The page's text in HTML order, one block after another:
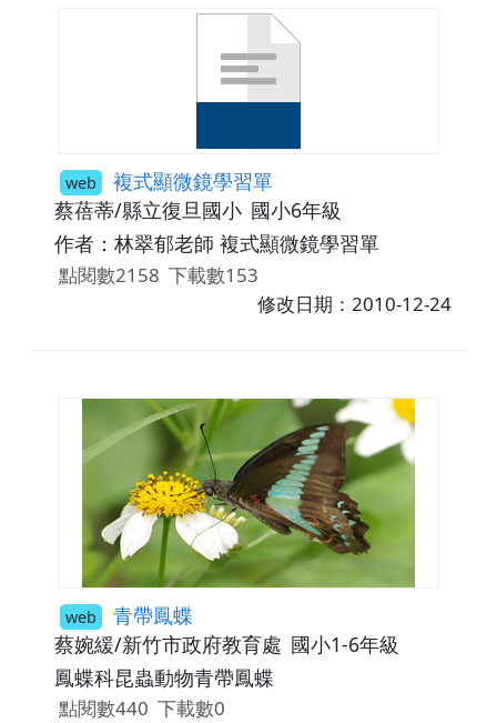
web 複式顯微鏡學習單
蔡蓓蒂/縣立復旦國小 國小6年級
作者：林翠郁老師 複式顯微鏡學習單
點閱數2158 下載數153
修改日期：2010-12-24
web 青帶鳳蝶
蔡婉緩/新竹市政府教育處 國小1-6年級
鳳蝶科昆蟲動物青帶鳳蝶
點閱數440 下載數0